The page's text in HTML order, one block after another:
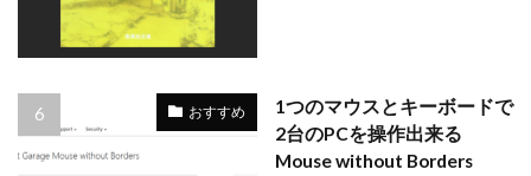
おすすめ
1つのマウスとキーボードで
2台のPCを操作出来る
Mouse without Borders